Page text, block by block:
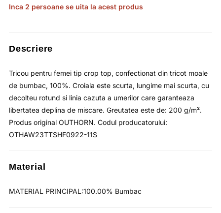
bumbac
moale
Inca 2 persoane se uita la acest produs
Descriere
Tricou pentru femei tip crop top, confectionat din tricot moale
de bumbac, 100%. Croiala este scurta, lungime mai scurta, cu
decolteu rotund si linia cazuta a umerilor care garanteaza
libertatea deplina de miscare. Greutatea este de: 200 g/m².
Produs original OUTHORN. Codul producatorului:
OTHAW23TTSHF0922-11S
Material
MATERIAL PRINCIPAL:100.00% Bumbac